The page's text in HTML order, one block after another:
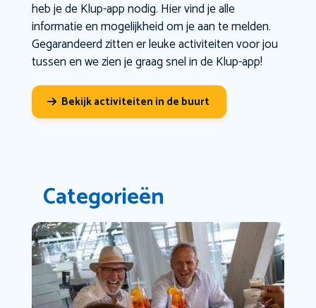
heb je de Klup-app nodig. Hier vind je alle
informatie en mogelijkheid om je aan te melden.
Gegarandeerd zitten er leuke activiteiten voor jou
tussen en we zien je graag snel in de Klup-app!
Bekijk activiteiten in de buurt
Categorieën